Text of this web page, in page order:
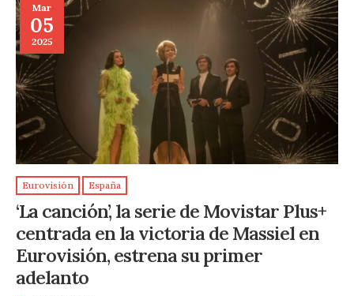
Mar
05
2025
Eurovisión España
‘La canción’, la serie de Movistar Plus+
centrada en la victoria de Massiel en
Eurovisión, estrena su primer
adelanto